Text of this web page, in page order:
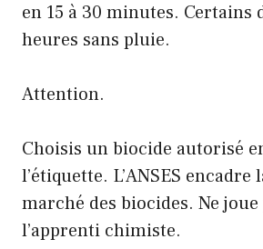
en 15 à 30 minutes. Certains
heures sans pluie.
Attention.
Choisis un biocide autorisé
l’étiquette. L’ANSES
marché des biocides. Ne joue
l’apprenti chimiste.